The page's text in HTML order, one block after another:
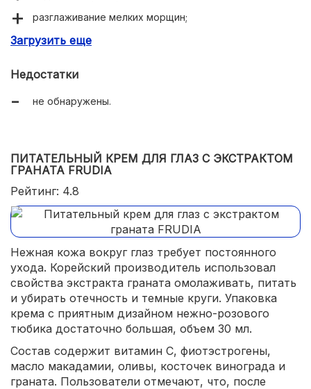
разглаживание мелких морщин;
лицо заметно свежеет;
Загрузить еще
Недостатки
не обнаружены.
ПИТАТЕЛЬНЫЙ КРЕМ ДЛЯ ГЛАЗ С ЭКСТРАКТОМ
ГРАНАТА FRUDIA
Рейтинг: 4.8
Нежная кожа вокруг глаз требует постоянного
ухода. Корейский производитель использовал
свойства экстракта граната омолаживать, питать
и убирать отечность и темные круги. Упаковка
крема с приятным дизайном нежно-розового
тюбика достаточно большая, объем 30 мл.
Состав содержит витамин С, фиотэстрогены,
масло макадамии, оливы, косточек винограда и
граната. Пользователи отмечают, что, после